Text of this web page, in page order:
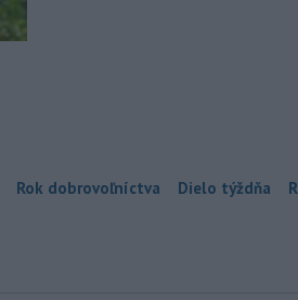
Rok dobrovoľníctva Dielo týždňa